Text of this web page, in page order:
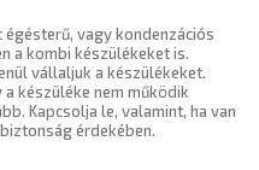
vagy kondenzációs
a kombi készülékeket is.
vállaljuk a készülékeket.
készüléke nem működik
Kapcsolja le, valamint, ha van
érdekében.